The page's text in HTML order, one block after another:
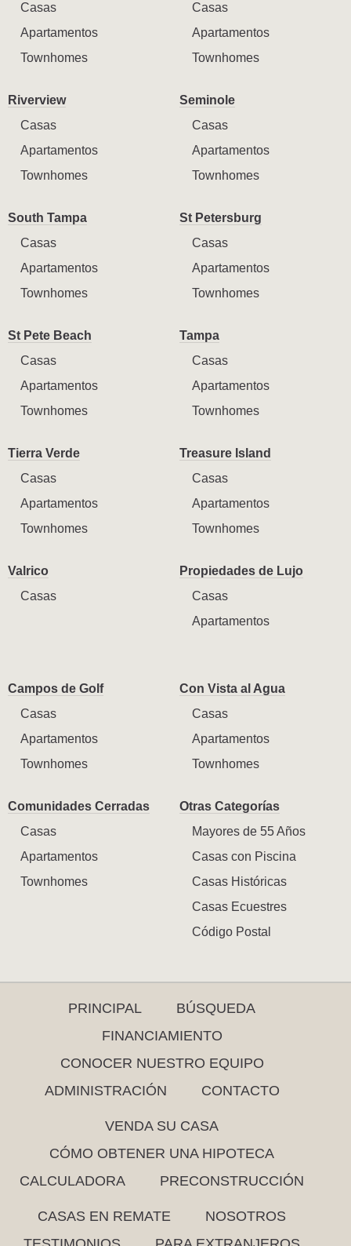
Casas
Apartamentos
Townhomes
Casas
Apartamentos
Townhomes
Riverview
Casas
Apartamentos
Townhomes
Seminole
Casas
Apartamentos
Townhomes
South Tampa
Casas
Apartamentos
Townhomes
St Petersburg
Casas
Apartamentos
Townhomes
St Pete Beach
Casas
Apartamentos
Townhomes
Tampa
Casas
Apartamentos
Townhomes
Tierra Verde
Casas
Apartamentos
Townhomes
Treasure Island
Casas
Apartamentos
Townhomes
Valrico
Casas
Propiedades de Lujo
Casas
Apartamentos
Campos de Golf
Casas
Apartamentos
Townhomes
Con Vista al Agua
Casas
Apartamentos
Townhomes
Comunidades Cerradas
Casas
Apartamentos
Townhomes
Otras Categorías
Mayores de 55 Años
Casas con Piscina
Casas Históricas
Casas Ecuestres
Código Postal
PRINCIPAL
BÚSQUEDA
FINANCIAMIENTO
CONOCER NUESTRO EQUIPO
ADMINISTRACIÓN
CONTACTO
VENDA SU CASA
CÓMO OBTENER UNA HIPOTECA
CALCULADORA
PRECONSTRUCCIÓN
CASAS EN REMATE
NOSOTROS